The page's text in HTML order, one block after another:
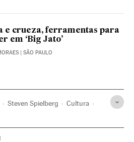
e crueza, ferramentas para
em ‘Big Jato’
| SÃO PAULO
Steven Spielberg Cultura